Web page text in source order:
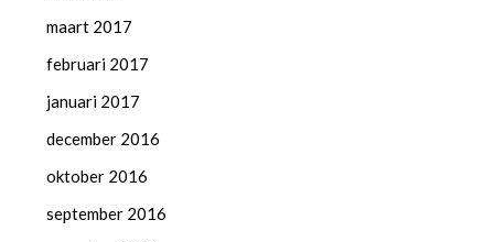
maart 2017
februari 2017
januari 2017
december 2016
oktober 2016
september 2016